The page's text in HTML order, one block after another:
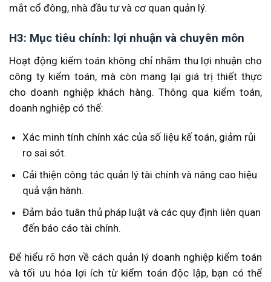
mắt cổ đông, nhà đầu tư và cơ quan quản lý.
H3: Mục tiêu chính: lợi nhuận và chuyên môn
Hoạt động kiểm toán không chỉ nhằm thu lợi nhuận cho
công ty kiểm toán, mà còn mang lại giá trị thiết thực
cho doanh nghiệp khách hàng. Thông qua kiểm toán,
doanh nghiệp có thể:
Xác minh tính chính xác của số liệu kế toán, giảm rủi
ro sai sót.
Cải thiện công tác quản lý tài chính và nâng cao hiệu
quả vận hành.
Đảm bảo tuân thủ pháp luật và các quy định liên quan
đến báo cáo tài chính.
Để hiểu rõ hơn về cách quản lý doanh nghiệp kiểm toán
và tối ưu hóa lợi ích từ kiểm toán độc lập, bạn có thể